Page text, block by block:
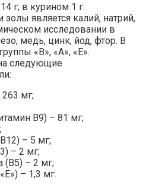
г; в курином 1 г.
является калий, натрий,
исследовании в
медь, цинк, йод, фтор. В
«В», «А», «Е».
следующие
мг;
В9) – 81 мг;
– 5 мг;
– 2 мг;
(В5) – 2 мг;
– 1,3 мг.